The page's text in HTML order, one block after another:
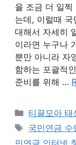
을 조금 더 일
는데, 이럴때 국
대해서 자세히
이라면 누구나
뿐만 아니라 자
함하는 포괄적
준비를 위해 …
Categories
티끌모아 태
Tags
국민연금 수
민연금 인터넷